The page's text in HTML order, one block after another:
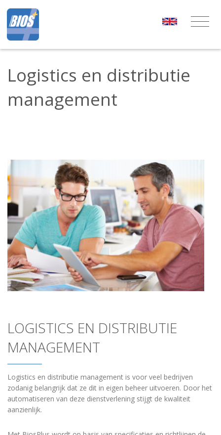
Logistics en distributie
management
LOGISTICS EN DISTRIBUTIE
MANAGEMENT
Logistics en distributie management is voor veel bedrijven
zodanig belangrijk dat ze dit in eigen beheer uitvoeren. Door het
automatiseren van deze dienstverlening stijgt de kwaliteit
aanzienlijk.